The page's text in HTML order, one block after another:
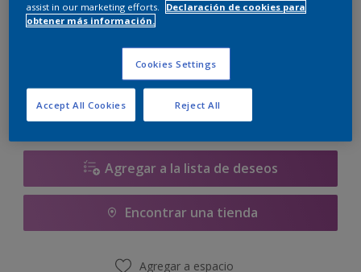
Tamaño
Calculadora de pintura
Calcular
Agregar a la lista de deseos
Encontrar una tienda
Agregar a espacio
assist in our marketing efforts.
Declaración de cookies para
obtener más información.
Cookies Settings
Reject All
Accept All Cookies